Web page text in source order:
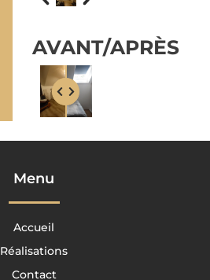
AVANT/APRÈS
Menu
Accueil
Réalisations
Contact